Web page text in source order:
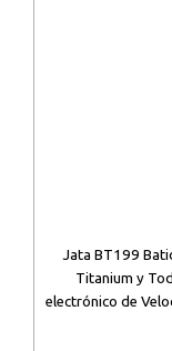
Jata BT199
Titanium y
electrónico de